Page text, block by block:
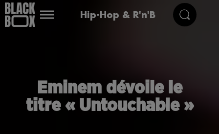
Hip-Hop & R'n'B
Eminem dévoile le
titre « Untouchable »